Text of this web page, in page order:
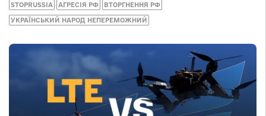
STOPRUSSIA АГРЕСІЯ РФ ВТОРГНЕННЯ РФ
УКРАЇНСЬКИЙ НАРОД НЕПЕРЕМОЖНИЙ